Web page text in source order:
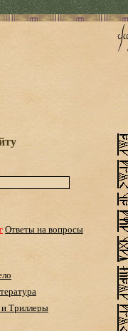
Ответы на вопросы
Триллеры